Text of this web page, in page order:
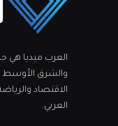
العرب ميديا هي
الاقتصاد
العربي.